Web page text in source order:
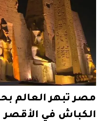
مصر تبهر العالم
الكباش في الأقصر